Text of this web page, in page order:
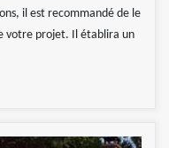
il est recommandé de le
votre projet. Il établira un